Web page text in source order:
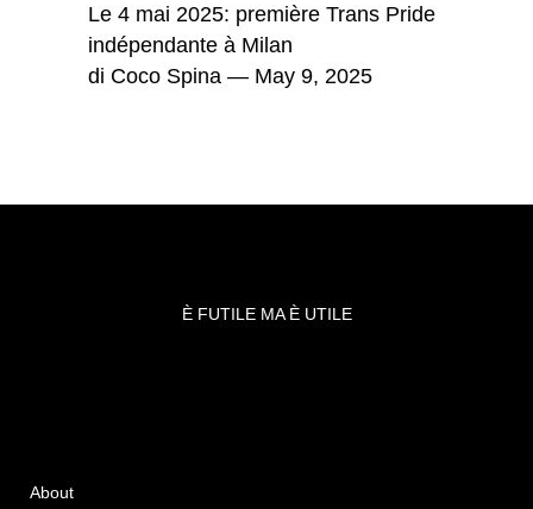
Le 4 mai 2025: première Trans Pride
indépendante à Milan
di Coco Spina — May 9, 2025
È FUTILE MA È UTILE
About